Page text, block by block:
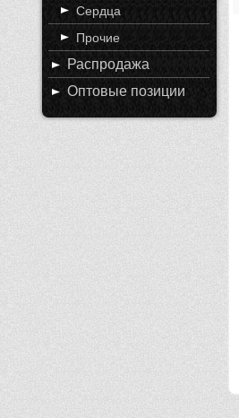
Сердца
Прочие
Распродажа
Оптовые позиции